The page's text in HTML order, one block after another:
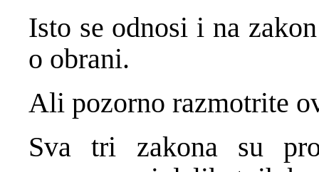
Isto se odnosi i na
o obrani.
Ali pozorno razmotrite
Sva tri zakona su